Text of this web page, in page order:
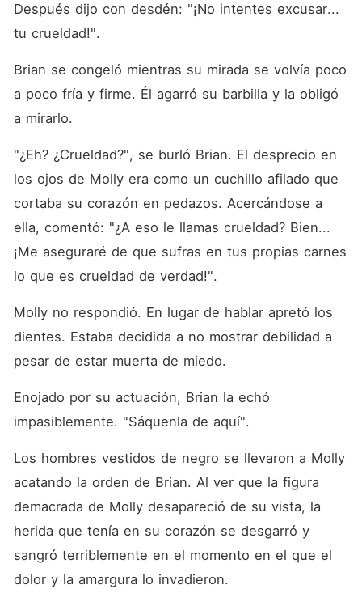
Después dijo con desdén: "¡No intentes excusar...
tu crueldad!".
Brian se congeló mientras su mirada se volvía poco
a poco fría y firme. Él agarró su barbilla y la obligó
a mirarlo.
"¿Eh? ¿Crueldad?", se burló Brian. El desprecio en
los ojos de Molly era como un cuchillo afilado que
cortaba su corazón en pedazos. Acercándose a
ella, comentó: "¿A eso le llamas crueldad? Bien...
¡Me aseguraré de que sufras en tus propias carnes
lo que es crueldad de verdad!".
Molly no respondió. En lugar de hablar apretó los
dientes. Estaba decidida a no mostrar debilidad a
pesar de estar muerta de miedo.
Enojado por su actuación, Brian la echó
impasiblemente. "Sáquenla de aquí".
Los hombres vestidos de negro se llevaron a Molly
acatando la orden de Brian. Al ver que la figura
demacrada de Molly desapareció de su vista, la
herida que tenía en su corazón se desgarró y
sangró terriblemente en el momento en el que el
dolor y la amargura lo invadieron.